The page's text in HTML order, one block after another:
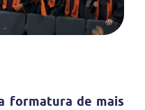
formatura de mais